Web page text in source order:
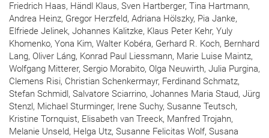
Friedrich Haas, Händl Klaus, Sven Hartberger, Tina Hartmann,
Andrea Heinz, Gregor Herzfeld, Adriana Hölszky, Pia Janke,
Elfriede Jelinek, Johannes Kalitzke, Klaus Peter Kehr, Yuly
Khomenko, Yona Kim, Walter Kobéra, Gerhard R. Koch, Bernhard
Lang, Oliver Láng, Konrad Paul Liessmann, Marie Luise Maintz,
Wolfgang Mitterer, Sergio Morabito, Olga Neuwirth, Julia Purgina,
Clemens Risi, Christian Schenkermayr, Ferdinand Schmatz,
Stefan Schmidl, Salvatore Sciarrino, Johannes Maria Staud, Jürg
Stenzl, Michael Sturminger, Irene Suchy, Susanne Teutsch,
Kristine Tornquist, Elisabeth van Treeck, Manfred Trojahn,
Melanie Unseld, Helga Utz, Susanne Felicitas Wolf, Susana